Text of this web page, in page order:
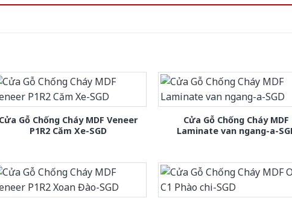
Cửa Gỗ Chống Cháy MDF Veneer
P1R2 Căm Xe-SGD
Cửa Gỗ Chống Cháy MDF
Laminate van ngang-a-